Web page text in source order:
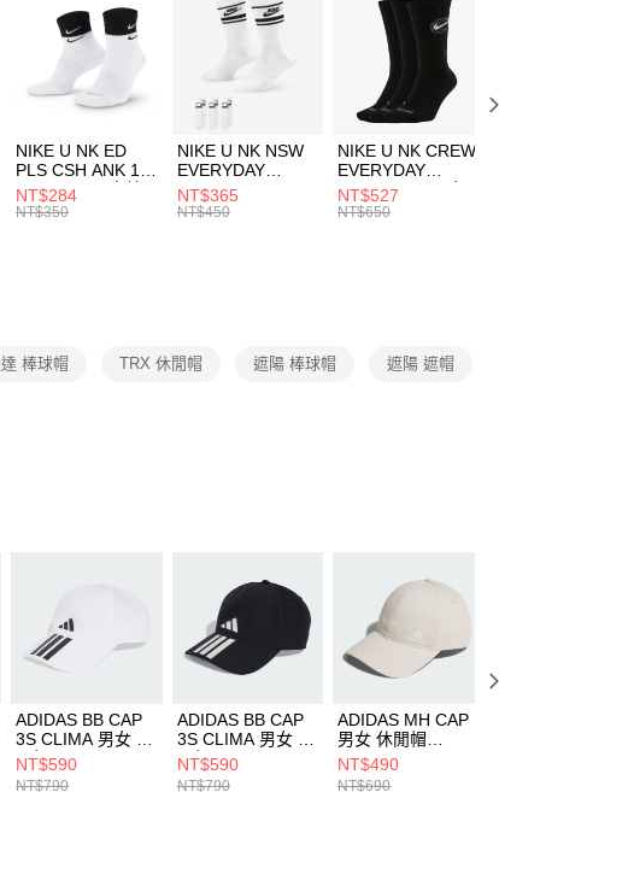
３．安心：先確認商品／服務後，再付款。
【「AFTEE先享後付」結帳流程】
１．於結帳方式選擇「AFTEE先享後付」後，將跳轉至「AFTEE先享後
付」結帳頁面，進行簡訊認證並確認金額後，即可完成結帳。
２．訂單成立數日內，您將收到繳費通知簡訊。
３．收到繳費通知簡訊後14天內，點擊此簡訊中的連結，可透過四大超商
／ATM／網路銀行／等多元方式進行付款，方視為交易完成。
※ 請注意：結帳手續完成當下不需立刻繳費，但若您需要取消訂單，請聯
絡購買商品的店家。未經商家同意取消之訂單仍視為有效，需透過AFTEE
先享後付繳納相關費用。
交易，需依本服務之必要範圍內提供個人資料，並將交易相關給付款項請
５．嚴禁一人註冊多個帳號或使用他人資訊註冊。若發現惡意使用之情
形，恩沛科技股份有限公司將有權停止該用戶之使用額度並採取法律行
動。
每筆NT$100，滿NT$1,500(含以上)免運費
每筆NT$100，滿NT$1,500(含以上)免運費
付款後門市自取
每筆NT$100，滿NT$1,500(含以上)免運費
NIKE U NK ED
PLS CSH ANK 1P
144 DBL 男 中統
襪 DH4058104
NT$284
NT$350
NIKE U NK NSW
EVERYDAY
ESSENTIAL CR
男女 短統襪
NT$365
NT$450
NIKE U NK CREW
EVERYDAY
BBALL 3PR 男女
長統襪
NT$527
NT$650
棒球帽 TRX 休閒帽 遮陽 棒球帽 遮陽 遮帽
ADIDAS BB CAP
3S CLIMA 男女 休
閒帽 JM5344
NT$590
NT$790
ADIDAS BB CAP
3S CLIMA 男女 休
閒帽 JY0938
NT$590
NT$790
ADIDAS MH CAP
男女 休閒帽
JF0734
NT$490
NT$690